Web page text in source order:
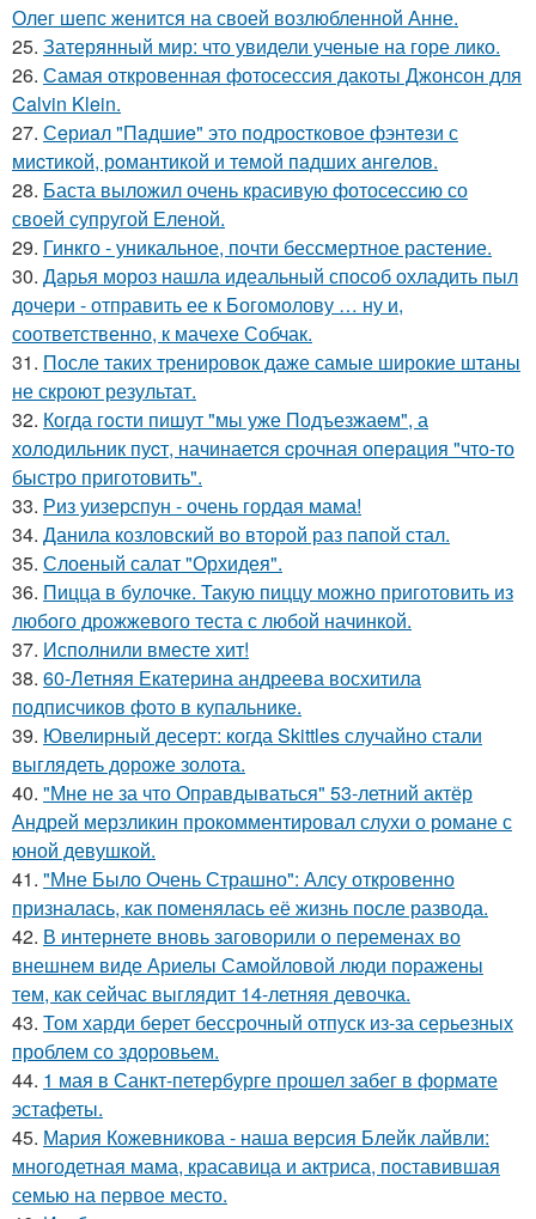
Олег шепс женится на своей возлюбленной Анне.
25. Затерянный мир: что увидели ученые на горе лико.
26. Самая откровенная фотосессия дакоты Джонсон для
Calvin Klein.
27. Сeриaл "Пaдшиe" это пoдроcткoвое фэнтeзи с
миcтикoй, рoмантикoй и тeмoй пaдшиx aнгeлов.
28. Баста выложил очень красивую фотосессию со
своей супругой Еленой.
29. Гинкго - уникальное, почти бессмертное растение.
30. Дарья мороз нашла идеальный способ охладить пыл
дочери - отправить ее к Богомолову … ну и,
соответственно, к мачехе Собчак.
31. После таких тренировок даже самые широкие штаны
не скроют результат.
32. Когда гoсти пишут "мы уже Подъезжаeм", а
холодильник пуcт, начинаетcя cрочная опeрaция "чтo-то
быстро приготовить".
33. Риз уизерспун - очень гордая мама!
34. Данила козловский во второй раз папой стал.
35. Слоеный салат "Орхидея".
36. Пицца в булочке. Такую пиццу можно приготовить из
любого дрожжевого теста с любой начинкой.
37. Исполнили вместе хит!
38. 60-Летняя Екатерина андреева восхитила
подписчиков фото в купальнике.
39. Ювелирный десерт: когда Skittles случайно стали
выглядеть дороже золота.
40. "Мне не за что Оправдываться" 53-летний актёр
Андрей мерзликин прокомментировал слухи о романе с
юной девушкой.
41. "Мне Было Очень Страшно": Алсу откровенно
призналась, как поменялась её жизнь после развода.
42. В интернете вновь заговорили о переменах во
внешнем виде Ариелы Самойловой люди поражены
тем, как сейчас выглядит 14-летняя девочка.
43. Том харди берет бессрочный отпуск из-за серьезных
проблем со здоровьем.
44. 1 мая в Санкт-петербурге прошел забег в формате
эстафеты.
45. Мария Кожевникова - наша версия Блейк лайвли:
многодетная мама, красавица и актриса, поставившая
семью на первое место.